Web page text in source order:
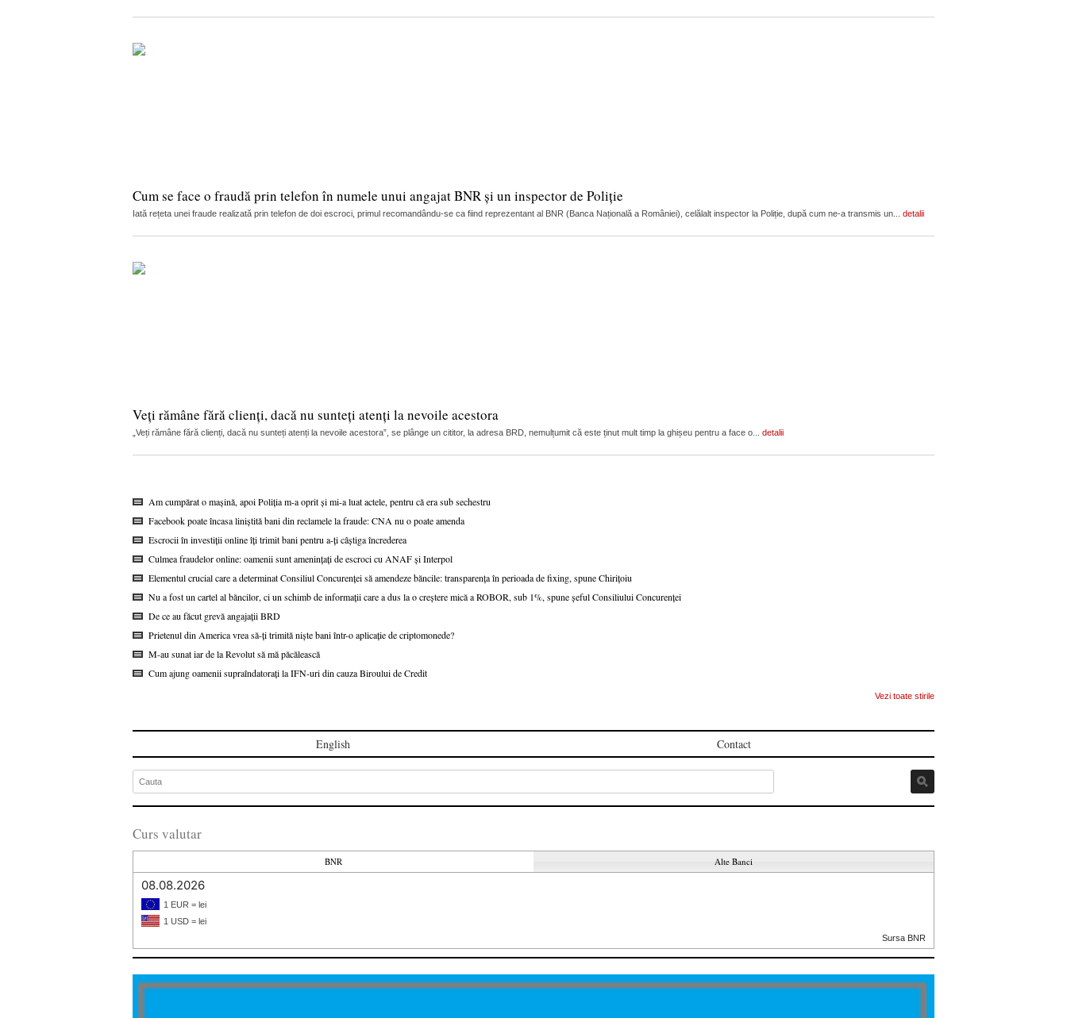
Cum se face o fraudă prin telefon în numele unui angajat BNR și un inspector de Poliție
Iată rețeta unei fraude realizată prin telefon de doi escroci, primul recomandându-se ca fiind reprezentant al BNR (Banca Națională a României), celălalt inspector la Poliție, după cum ne-a transmis un... detalii
Veți rămâne fără clienți, dacă nu sunteți atenți la nevoile acestora
„Veți rămâne fără clienți, dacă nu sunteți atenți la nevoile acestora”, se plânge un cititor, la adresa BRD, nemulțumit că este ținut mult timp la ghișeu pentru a face o... detalii
Am cumpărat o mașină, apoi Poliția m-a oprit și mi-a luat actele, pentru că era sub sechestru
Facebook poate încasa liniștită bani din reclamele la fraude: CNA nu o poate amenda
Escrocii în investiții online îți trimit bani pentru a-ți câștiga încrederea
Culmea fraudelor online: oamenii sunt amenințați de escroci cu ANAF și Interpol
Elementul crucial care a determinat Consiliul Concurenței să amendeze băncile: transparența în perioada de fixing, spune Chirițoiu
Nu a fost un cartel al băncilor, ci un schimb de informații care a dus la o creștere mică a ROBOR, sub 1%, spune șeful Consiliului Concurenței
De ce au făcut grevă angajații BRD
Prietenul din America vrea să-ți trimită niște bani într-o aplicație de criptomonede?
M-au sunat iar de la Revolut să mă păcălească
Cum ajung oamenii supraîndatorați la IFN-uri din cauza Biroului de Credit
Vezi toate stirile
English Contact
Curs valutar
BNR Alte Banci
08.08.2026
1 EUR = lei
1 USD = lei
Sursa BNR